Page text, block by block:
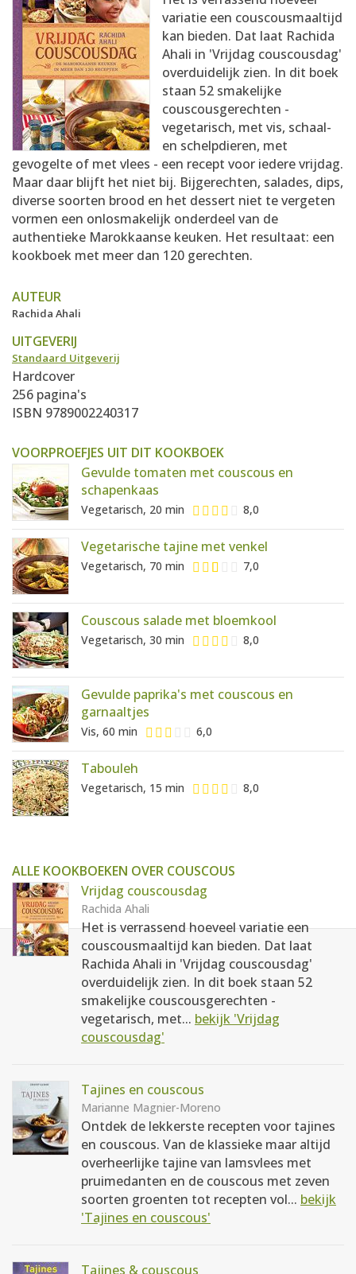
AANMELDEN
RECEPTEN
WEEKMENU'S
KOOKBOEKEN
variatie een couscousmaaltijd
kan bieden. Dat laat Rachida
Ahali in 'Vrijdag couscousdag'
overduidelijk zien. In dit boek
staan 52 smakelijke
couscousgerechten -
vegetarisch, met vis, schaal-
en schelpdieren, met
gevogelte of met vlees - een recept voor iedere vrijdag.
Maar daar blijft het niet bij. Bijgerechten, salades, dips,
diverse soorten brood en het dessert niet te vergeten
vormen een onlosmakelijk onderdeel van de
authentieke Marokkaanse keuken. Het resultaat: een
kookboek met meer dan 120 gerechten.
AUTEUR
Rachida Ahali
UITGEVERIJ
Standaard Uitgeverij
Hardcover
256 pagina's
ISBN 9789002240317
VOORPROEFJES UIT DIT KOOKBOEK
Gevulde tomaten met couscous en
schapenkaas
Vegetarisch, 20 min 8,0
Vegetarische tajine met venkel
Vegetarisch, 70 min 7,0
Couscous salade met bloemkool
Vegetarisch, 30 min 8,0
Gevulde paprika's met couscous en
garnaaltjes
Vis, 60 min 6,0
Tabouleh
Vegetarisch, 15 min 8,0
ALLE KOOKBOEKEN OVER COUSCOUS
Vrijdag couscousdag
Rachida Ahali
Het is verrassend hoeveel variatie een
couscousmaaltijd kan bieden. Dat laat
Rachida Ahali in 'Vrijdag couscousdag'
overduidelijk zien. In dit boek staan 52
smakelijke couscousgerechten -
vegetarisch, met... bekijk 'Vrijdag
couscousdag'
Tajines en couscous
Marianne Magnier-Moreno
Ontdek de lekkerste recepten voor tajines
en couscous. Van de klassieke maar altijd
overheerlijke tajine van lamsvlees met
pruimedanten en de couscous met zeven
soorten groenten tot recepten vol... bekijk
'Tajines en couscous'
Tajines & couscous